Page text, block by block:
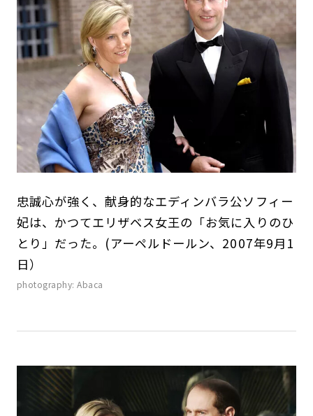
忠誠心が強く、献身的なエディンバラ公ソフィー
妃は、かつてエリザベス女王の「お気に入りのひ
とり」だった。(アーペルドールン、2007年9月1
日）
photography: Abaca